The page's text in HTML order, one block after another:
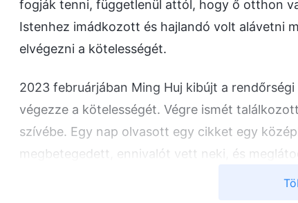
fogják tenni, függetlenül attól, hogy ő otthon
Istenhez imádkozott és hajlandó volt alávetni
elvégezni a kötelességét.
2023 februárjában Ming Huj kibújt a
végezze a kötelességét. Végre ismét
szívébe. Egy nap olvasott egy cikket egy
megbetegedett, ennivalót vett neki, és
anyját magához, és ott gondoskodni róla pár